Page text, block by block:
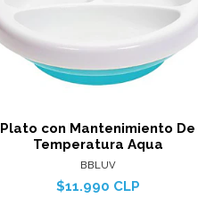
Plato con Mantenimiento De
Temperatura Aqua
BBLUV
$11.990 CLP
Ver detalles